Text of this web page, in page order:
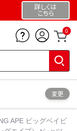
詳しくは
こちら
0
変更
APE ビッグベイビ